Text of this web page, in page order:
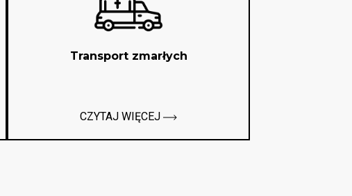
Transport zmarłych
CZYTAJ WIĘCEJ